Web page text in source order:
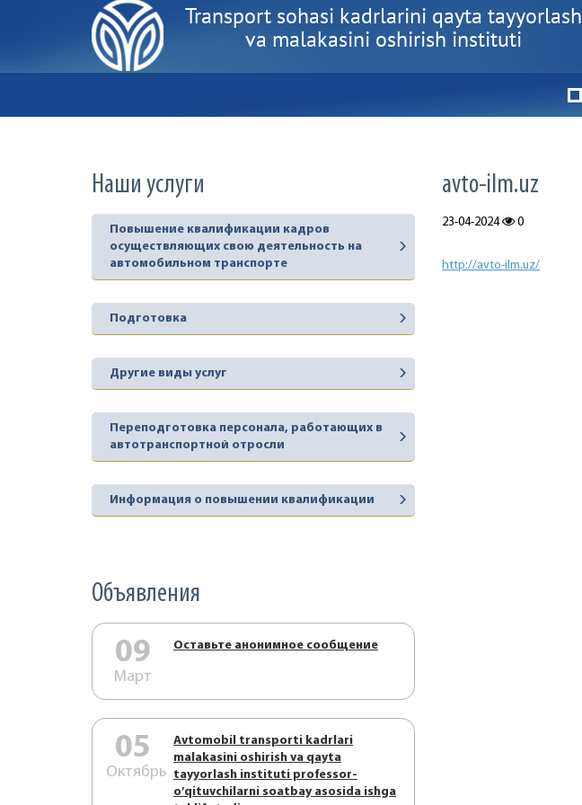
Transport sohasi kadrlarini qayta tayyorlash
va malakasini oshirish instituti
Наши услуги
Повышение квалификации кадров
осуществляющих свою деятельность на
автомобильном транспорте
Подготовка
Другие виды услуг
Переподготовка персонала, работающих в
автотранспортной отросли
Информация о повышении квалификации
Объявления
09
Март
Оставьте анонимное сообщение
05
Октябрь
Аvtоmоbil trаnspоrti kаdrlаri
mаlаkаsini оshirish vа qаytа
tаyyorlаsh instituti prоfеssоr-
o’qituvchilаrni sоаtbаy аsоsidа ishgа
avto-ilm.uz
23-04-2024 0
http://avto-ilm.uz/